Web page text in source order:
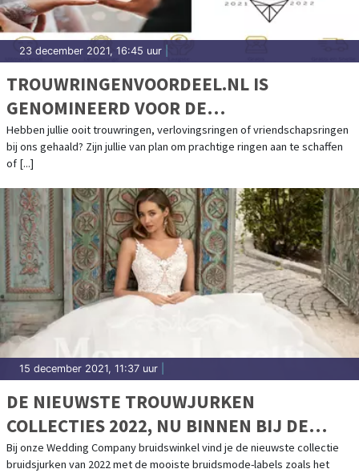
23 december 2021, 16:45 uur
TROUWRINGENVOORDEEL.NL IS
GENOMINEERD VOOR DE
TOPTROUWBEDRIJVEN AWARDS
2021/2022 IN DE CATEGORIE
Hebben jullie ooit trouwringen, verlovingsringen of vriendschapsringen
bij ons gehaald? Zijn jullie van plan om prachtige ringen aan te schaffen
of [...]
15 december 2021, 11:37 uur
DE NIEUWSTE TROUWJURKEN
COLLECTIES 2022, NU BINNEN BIJ DE
WEDDING COMPANY!
Bij onze Wedding Company bruidswinkel vind je de nieuwste collectie
bruidsjurken van 2022 met de mooiste bruidsmode-labels zoals het